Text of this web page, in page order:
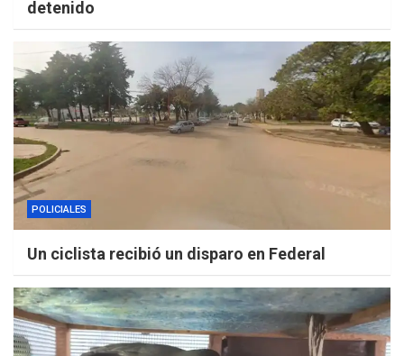
detenido
POLICIALES
Un ciclista recibió un disparo en Federal